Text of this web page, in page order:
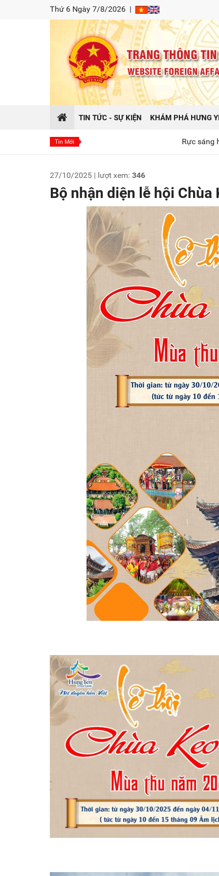
Thứ 6 Ngày 7/8/2026 |
TIN TỨC - SỰ KIỆN KHÁM PHÁ HƯNG
Tin Mới Rực sáng hào khí Đông A tại
27/10/2025 | lượt xem: 346
Bộ nhận diện lễ hội